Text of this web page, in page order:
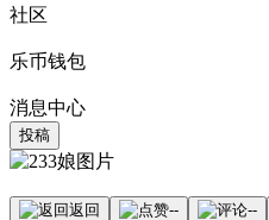
社区
乐币钱包
消息中心
投稿
返回 -- --